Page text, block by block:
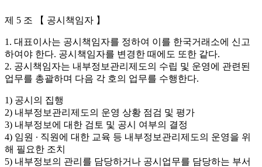
제 5 조 【 공시책임자 】
1. 대표이사는 공시책임자를 정하여 이를 한국거래소에 신고
하여야 한다. 공시책임자를 변경한 때에도 또한 같다.
2. 공시책임자는 내부정보관리제도의 수립 및 운영에 관련된
업무를 총괄하며 다음 각 호의 업무를 수행한다.
1) 공시의 집행
2) 내부정보관리제도의 운영 상황 점검 및 평가
3) 내부정보에 대한 검토 및 공시 여부의 결정
4) 임원 ∙ 직원에 대한 교육 등 내부정보관리제도의 운영을 위
해 필요한 조치
5) 내부정보의 관리를 담당하거나 공시업무를 담당하는 부서